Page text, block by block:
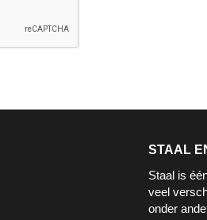
STAAL
Staal is
veel
onder